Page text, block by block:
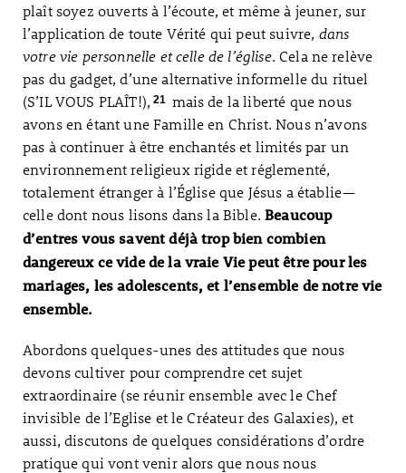
plaît soyez ouverts à l’écoute, et même à jeuner, sur
l’application de toute Vérité qui peut suivre, dans
votre vie personnelle et celle de l’église. Cela ne relève
pas du gadget, d’une alternative informelle du rituel
(S’IL VOUS PLAÎT!), 21 mais de la liberté que nous
avons en étant une Famille en Christ. Nous n’avons
pas à continuer à être enchantés et limités par un
environnement religieux rigide et réglementé,
totalement étranger à l’Église que Jésus a établie—
celle dont nous lisons dans la Bible. Beaucoup
d’entres vous savent déjà trop bien combien
dangereux ce vide de la vraie Vie peut être pour les
mariages, les adolescents, et l’ensemble de notre vie
ensemble.
Abordons quelques-unes des attitudes que nous
devons cultiver pour comprendre cet sujet
extraordinaire (se réunir ensemble avec le Chef
invisible de l’Eglise et le Créateur des Galaxies), et
aussi, discutons de quelques considérations d’ordre
pratique qui vont venir alors que nous nous